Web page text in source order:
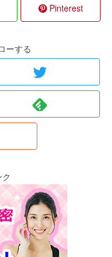
Pinterest
ーする